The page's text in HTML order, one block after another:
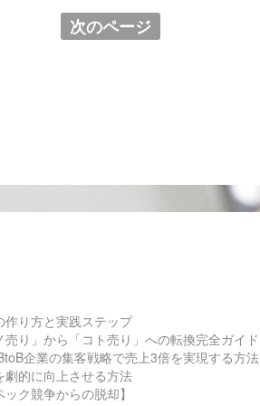
次のページ
作り方と実践ステップ
り」から「コト売り」への転換完全ガイド
企業の集客戦略で売上3倍を実現する方法
的に向上させる方法
ク競争からの脱却】